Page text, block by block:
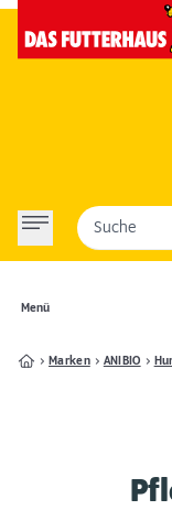
Menü
Suche
Marken ANIBIO